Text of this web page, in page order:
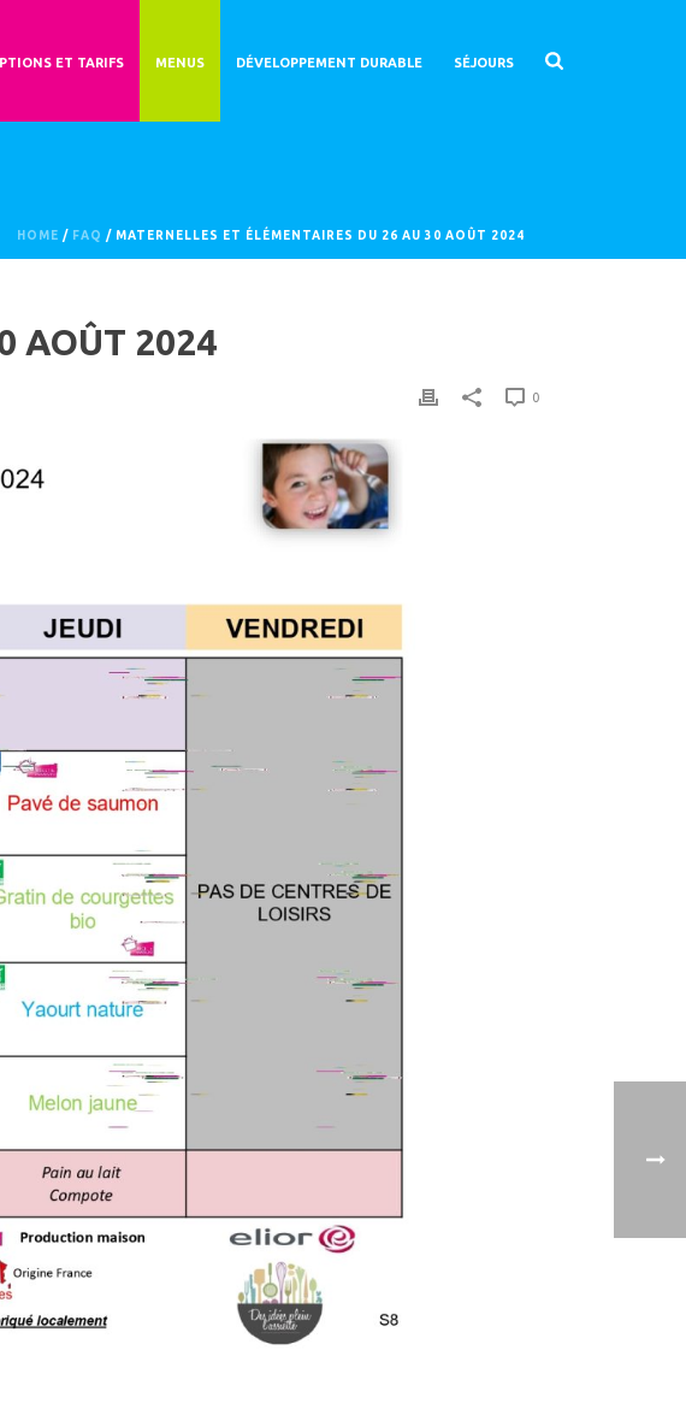
ET TARIFS MENUS DÉVELOPPEMENT DURABLE SÉJOURS
HOME / FAQ / MATERNELLES ET ÉLÉMENTAIRES DU 26 AU 30 AOÛT 2024
AOÛT 2024
0